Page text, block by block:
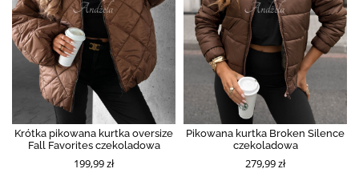
Krótka pikowana kurtka oversize
Fall Favorites czekoladowa
199,99 zł
Pikowana kurtka Broken Silence
czekoladowa
279,99 zł